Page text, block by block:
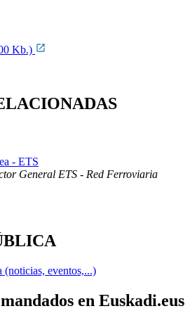
Kb.)
- ETS
General ETS - Red Ferroviaria
eventos,...)
en Euskadi.eus